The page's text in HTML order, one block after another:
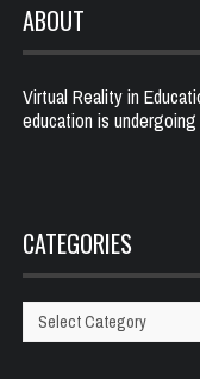
ABOUT
Virtual Reality in
education is
CATEGORIES
Categories